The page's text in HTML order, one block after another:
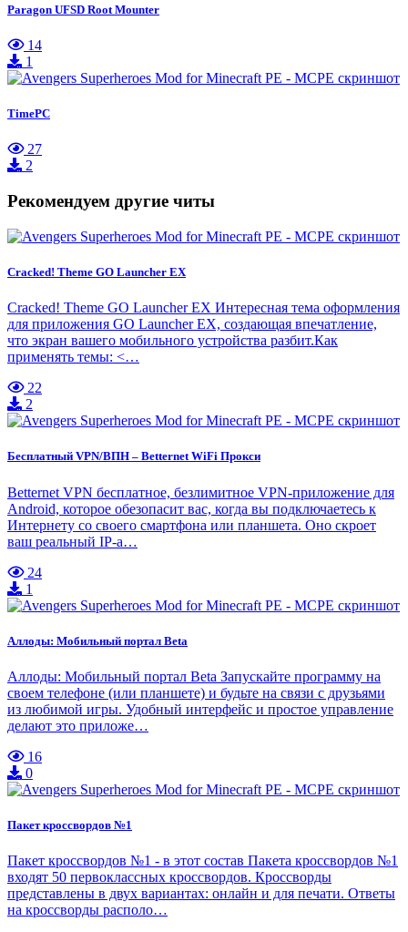
Paragon UFSD Root Mounter
14
1
TimePC
27
2
Рекомендуем другие читы
Cracked! Theme GO Launcher EX
Cracked! Theme GO Launcher EX Интересная тема оформления
для приложения GO Launcher EX, создающая впечатление,
что экран вашего мобильного устройства разбит.Как
применять темы: <…
22
2
Бесплатный VPN/ВПН – Betternet WiFi Прокси
Betternet VPN бесплатное, безлимитное VPN-приложение для
Android, которое обезопасит вас, когда вы подключаетесь к
Интернету со своего смартфона или планшета. Оно скроет
ваш реальный IP-а…
24
1
Аллоды: Мобильный портал Beta
Аллоды: Мобильный портал Beta Запускайте программу на
своем телефоне (или планшете) и будьте на связи с друзьями
из любимой игры. Удобный интерфейс и простое управление
делают это приложе…
16
0
Пакет кроссвордов №1
Пакет кроссвордов №1 - в этот состав Пакета кроссвордов №1
входят 50 первоклассных кроссвордов. Кроссворды
представлены в двух вариантах: онлайн и для печати. Ответы
на кроссворды располо…